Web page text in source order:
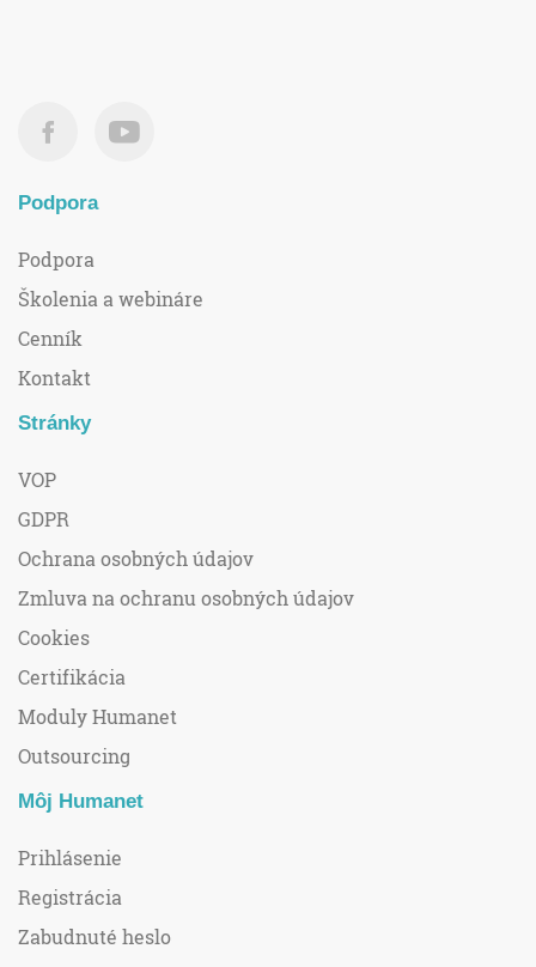
Podpora
Podpora
Školenia a webináre
Cenník
Kontakt
Stránky
VOP
GDPR
Ochrana osobných údajov
Zmluva na ochranu osobných údajov
Cookies
Certifikácia
Moduly Humanet
Outsourcing
Môj Humanet
Prihlásenie
Registrácia
Zabudnuté heslo